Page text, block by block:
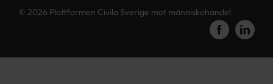
© 2026 Plattformen Civila Sverige mot människohandel